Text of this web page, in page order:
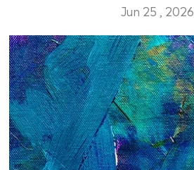
Jun 25 , 2026